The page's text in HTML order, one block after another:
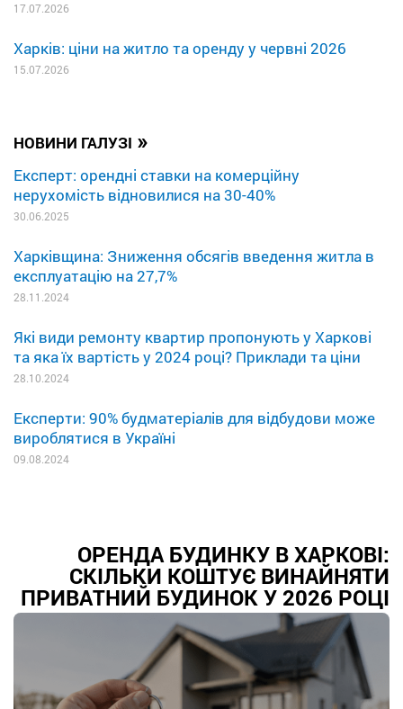
НОВИНИ ГАЛУЗІ »
Експерт: орендні ставки на комерційну
нерухомість відновилися на 30-40%
30.06.2025
Харківщина: Зниження обсягів введення житла в
експлуатацію на 27,7%
28.11.2024
Які види ремонту квартир пропонують у Харкові
та яка їх вартість у 2024 році? Приклади та ціни
28.10.2024
Експерти: 90% будматеріалів для відбудови може
вироблятися в Україні
09.08.2024
17.07.2026
Харків: ціни на житло та оренду у червні 2026
15.07.2026
ОРЕНДА БУДИНКУ В ХАРКОВІ:
СКІЛЬКИ КОШТУЄ ВИНАЙНЯТИ
ПРИВАТНИЙ БУДИНОК У 2026 РОЦІ